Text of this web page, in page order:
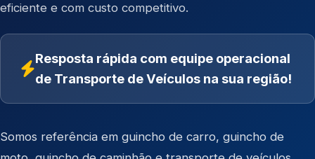
eficiente e com custo competitivo.
Resposta rápida com equipe operacional
de Transporte de Veículos na sua região!
Somos referência em guincho de carro, guincho de